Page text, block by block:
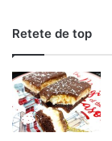
Retete de top